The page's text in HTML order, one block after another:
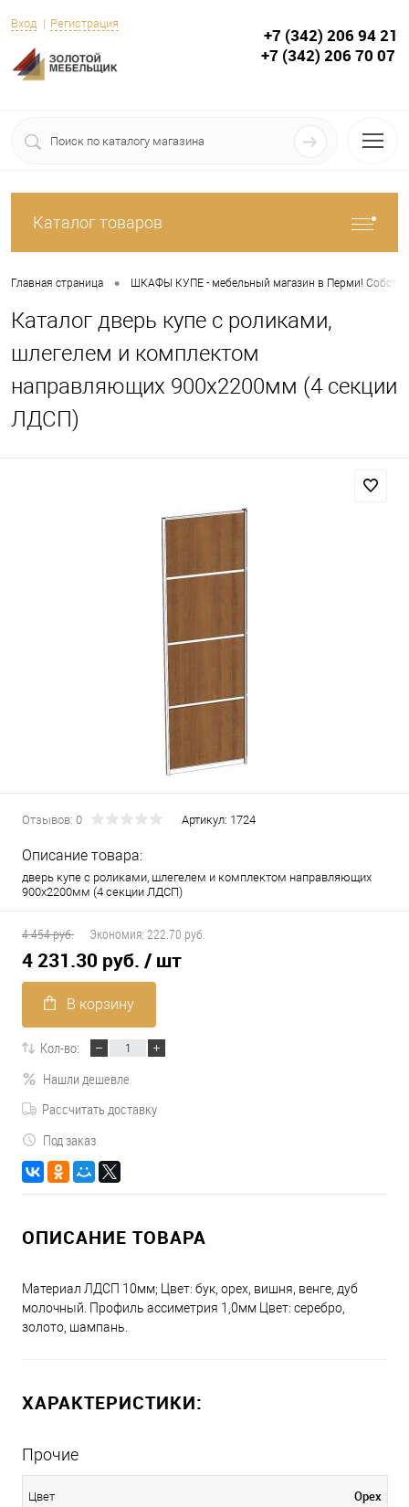
Вход Регистрация
+7 (342) 206 94 21
+7 (342) 206 70 07
Каталог товаров
Главная страница • ШКАФЫ КУПЕ - мебельный магазин в Перми!
Каталог дверь купе с роликами,
шлегелем и комплектом
направляющих 900х2200мм (4 секции
ЛДСП)
Отзывов: 0 Артикул: 1724
Описание товара:
дверь купе с роликами, шлегелем и комплектом направляющих
900х2200мм (4 секции ЛДСП)
4 454 руб. Экономия: 222.70 руб.
4 231.30 руб. / шт
В корзину
Кол-во:
Нашли дешевле
Рассчитать доставку
Под заказ
ОПИСАНИЕ ТОВАРА
Материал ЛДСП 10мм; Цвет: бук, орех, вишня, венге, дуб
молочный. Профиль ассиметрия 1,0мм Цвет: серебро,
золото, шампань.
ХАРАКТЕРИСТИКИ:
Прочие
Цвет Орех